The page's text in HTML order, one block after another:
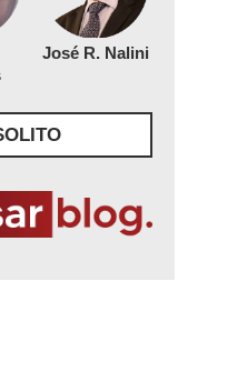
José R. Nalini